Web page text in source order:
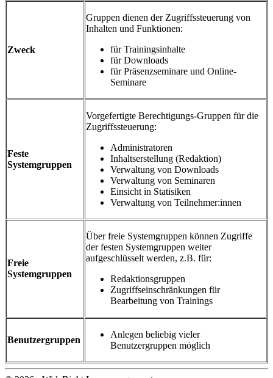
Zweck
Gruppen dienen der Zugriffssteuerung von
Inhalten und Funktionen:
für Trainingsinhalte
für Downloads
für Präsenzseminare und Online-
Seminare
Feste
Systemgruppen
Vorgefertigte Berechtigungs-Gruppen für die
Zugriffssteuerung:
Administratoren
Inhaltserstellung (Redaktion)
Verwaltung von Downloads
Verwaltung von Seminaren
Einsicht in Statisiken
Verwaltung von Teilnehmer:innen
Freie
Systemgruppen
Über freie Systemgruppen können Zugriffe
der festen Systemgruppen weiter
aufgeschlüsselt werden, z.B. für:
Redaktionsgruppen
Zugriffseinschränkungen für
Bearbeitung von Trainings
Benutzergruppen
Anlegen beliebig vieler
Benutzergruppen möglich